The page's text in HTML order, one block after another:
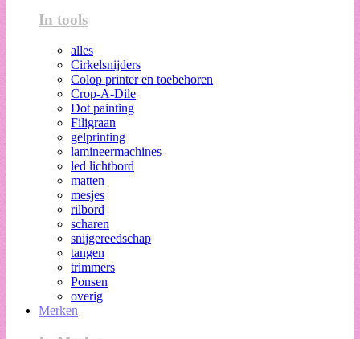
In tools
alles
Cirkelsnijders
Colop printer en toebehoren
Crop-A-Dile
Dot painting
Filigraan
gelprinting
lamineermachines
led lichtbord
matten
mesjes
rilbord
scharen
snijgereedschap
tangen
trimmers
Ponsen
overig
Merken